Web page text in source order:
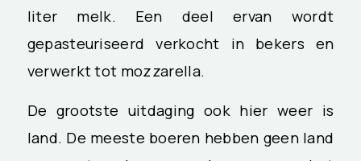
liter melk. Een deel ervan wordt
gepasteuriseerd verkocht in bekers en
verwerkt tot mozzarella.
De grootste uitdaging ook hier weer is
land. De meeste boeren hebben geen land